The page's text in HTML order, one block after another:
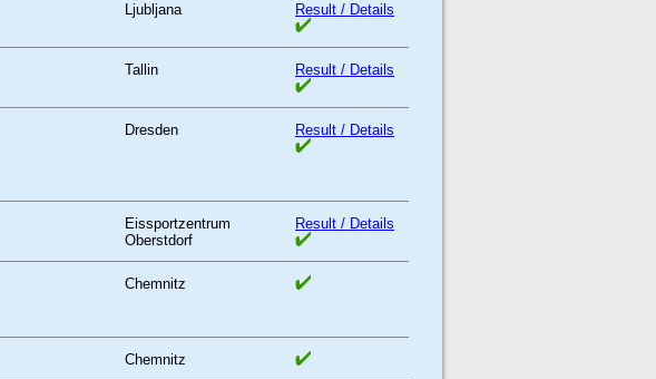
Ljubljana Result / Details
Tallin Result / Details
Dresden Result / Details
Eissportzentrum
Oberstdorf
Result / Details
Chemnitz
Chemnitz